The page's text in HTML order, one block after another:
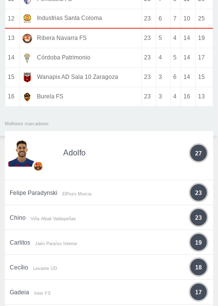
12 Industrias Santa Coloma 23 6 7 10 25
13 Ribera Navarra FS 23 5 4 14 19
14 Córdoba Patrimonio 23 4 5 14 17
15 Wanapix AD Sala 10 Zaragoza 23 3 6 14 15
16 Burela FS 23 3 4 16 13
Melhores marcadores
Adolfo 27
Felipe Paradynski ElPozo Murcia 23
Chino Viña Albali Valdepeñas 23
Carlitos Jaén Paraíso Interior 19
Cecílio Levante UD 18
Gadeia Inter FS 17